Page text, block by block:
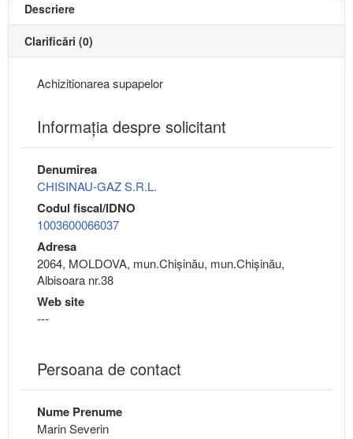
Descriere
Clarificări (0)
Achizitionarea supapelor
Informaţia despre solicitant
Denumirea
CHISINAU-GAZ S.R.L.
Codul fiscal/IDNO
1003600066037
Adresa
2064, MOLDOVA, mun.Chişinău, mun.Chişinău,
Albisoara nr.38
Web site
---
Persoana de contact
Nume Prenume
Marin Severin